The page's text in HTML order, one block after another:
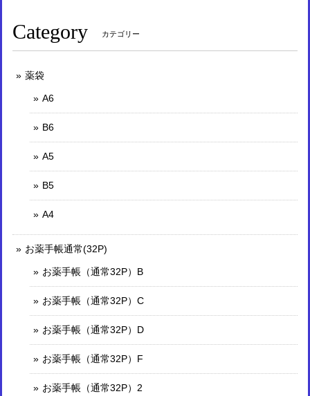
Category カテゴリー
薬袋
A6
B6
A5
B5
A4
お薬手帳通常(32P)
お薬手帳（通常32P）B
お薬手帳（通常32P）C
お薬手帳（通常32P）D
お薬手帳（通常32P）F
お薬手帳（通常32P）2